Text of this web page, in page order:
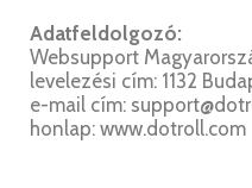
Adatfeldolgozó:
Websupport
levelezési cím: 1132
e-mail cím:
honlap: www.dotroll.com